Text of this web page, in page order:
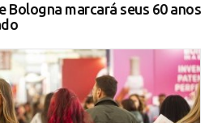
marcará seus 60 anos